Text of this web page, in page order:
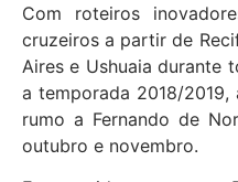
Com roteiros
cruzeiros a partir de
Aires e Ushuaia durante
a temporada 2018/2019,
rumo a Fernando de
outubro e novembro.